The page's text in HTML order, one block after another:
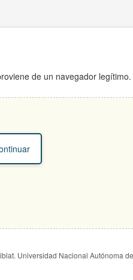
de un navegador legítimo.
Universidad Nacional Autónoma